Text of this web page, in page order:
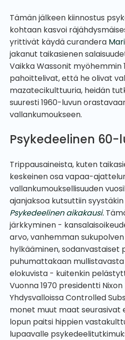
Tämän jälkeen kiinnostus
kohtaan kasvoi
yrittivät käydä curandera
jakanut taikasienen
Vaikka Wassonit myöhemmin
pahoittelivat, että he olivat
mazatecikulttuuria, heidän
suuresti 1960-luvun
vallankumoukseen.
Psykedeelinen 60-
Trippausaineista, kuten
keskeinen osa vapaa-
vallankumouksellisuuden
ajanjaksoa kutsuttiin
Psykedeelinen aikakausi.
järkkyminen -
arvo, vanhemman
hylkääminen, sodanvastaiset
puhumattakaan mullistavasta
elokuvista - kuitenkin
Vuonna 1970 presidentti
Yhdysvalloissa Controlled
monet muut maat seurasivat
lopun paitsi hippien
lupaavalle